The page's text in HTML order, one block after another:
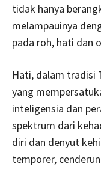
tidak hanya
melampauinya
pada roh, hati dan
Hati, dalam tradisi
yang
inteligensia dan
spektrum dari
diri dan denyut
temporer,